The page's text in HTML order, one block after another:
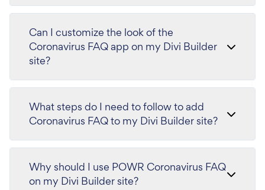
Can I customize the look of the
Coronavirus FAQ app on my Divi Builder
site?
What steps do I need to follow to add
Coronavirus FAQ to my Divi Builder site?
Why should I use POWR Coronavirus FAQ
on my Divi Builder site?